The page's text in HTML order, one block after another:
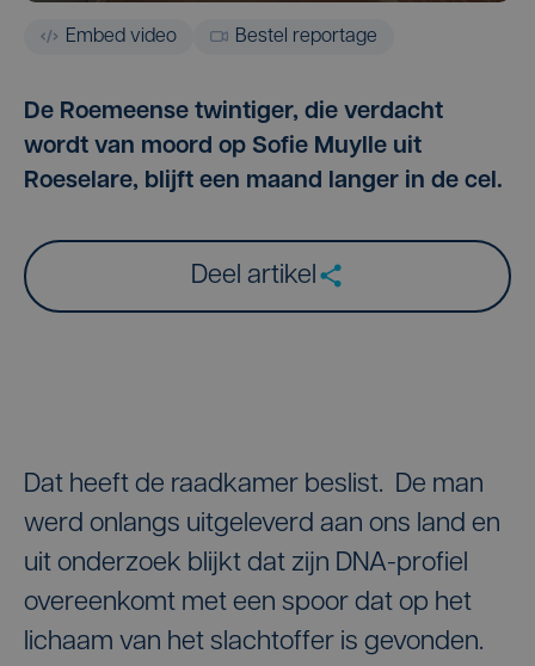
Embed video Bestel reportage
De Roemeense twintiger, die verdacht
wordt van moord op Sofie Muylle uit
Roeselare, blijft een maand langer in de cel.
Deel artikel
Dat heeft de raadkamer beslist. De man
werd onlangs uitgeleverd aan ons land en
uit onderzoek blijkt dat zijn DNA-profiel
overeenkomt met een spoor dat op het
lichaam van het slachtoffer is gevonden.